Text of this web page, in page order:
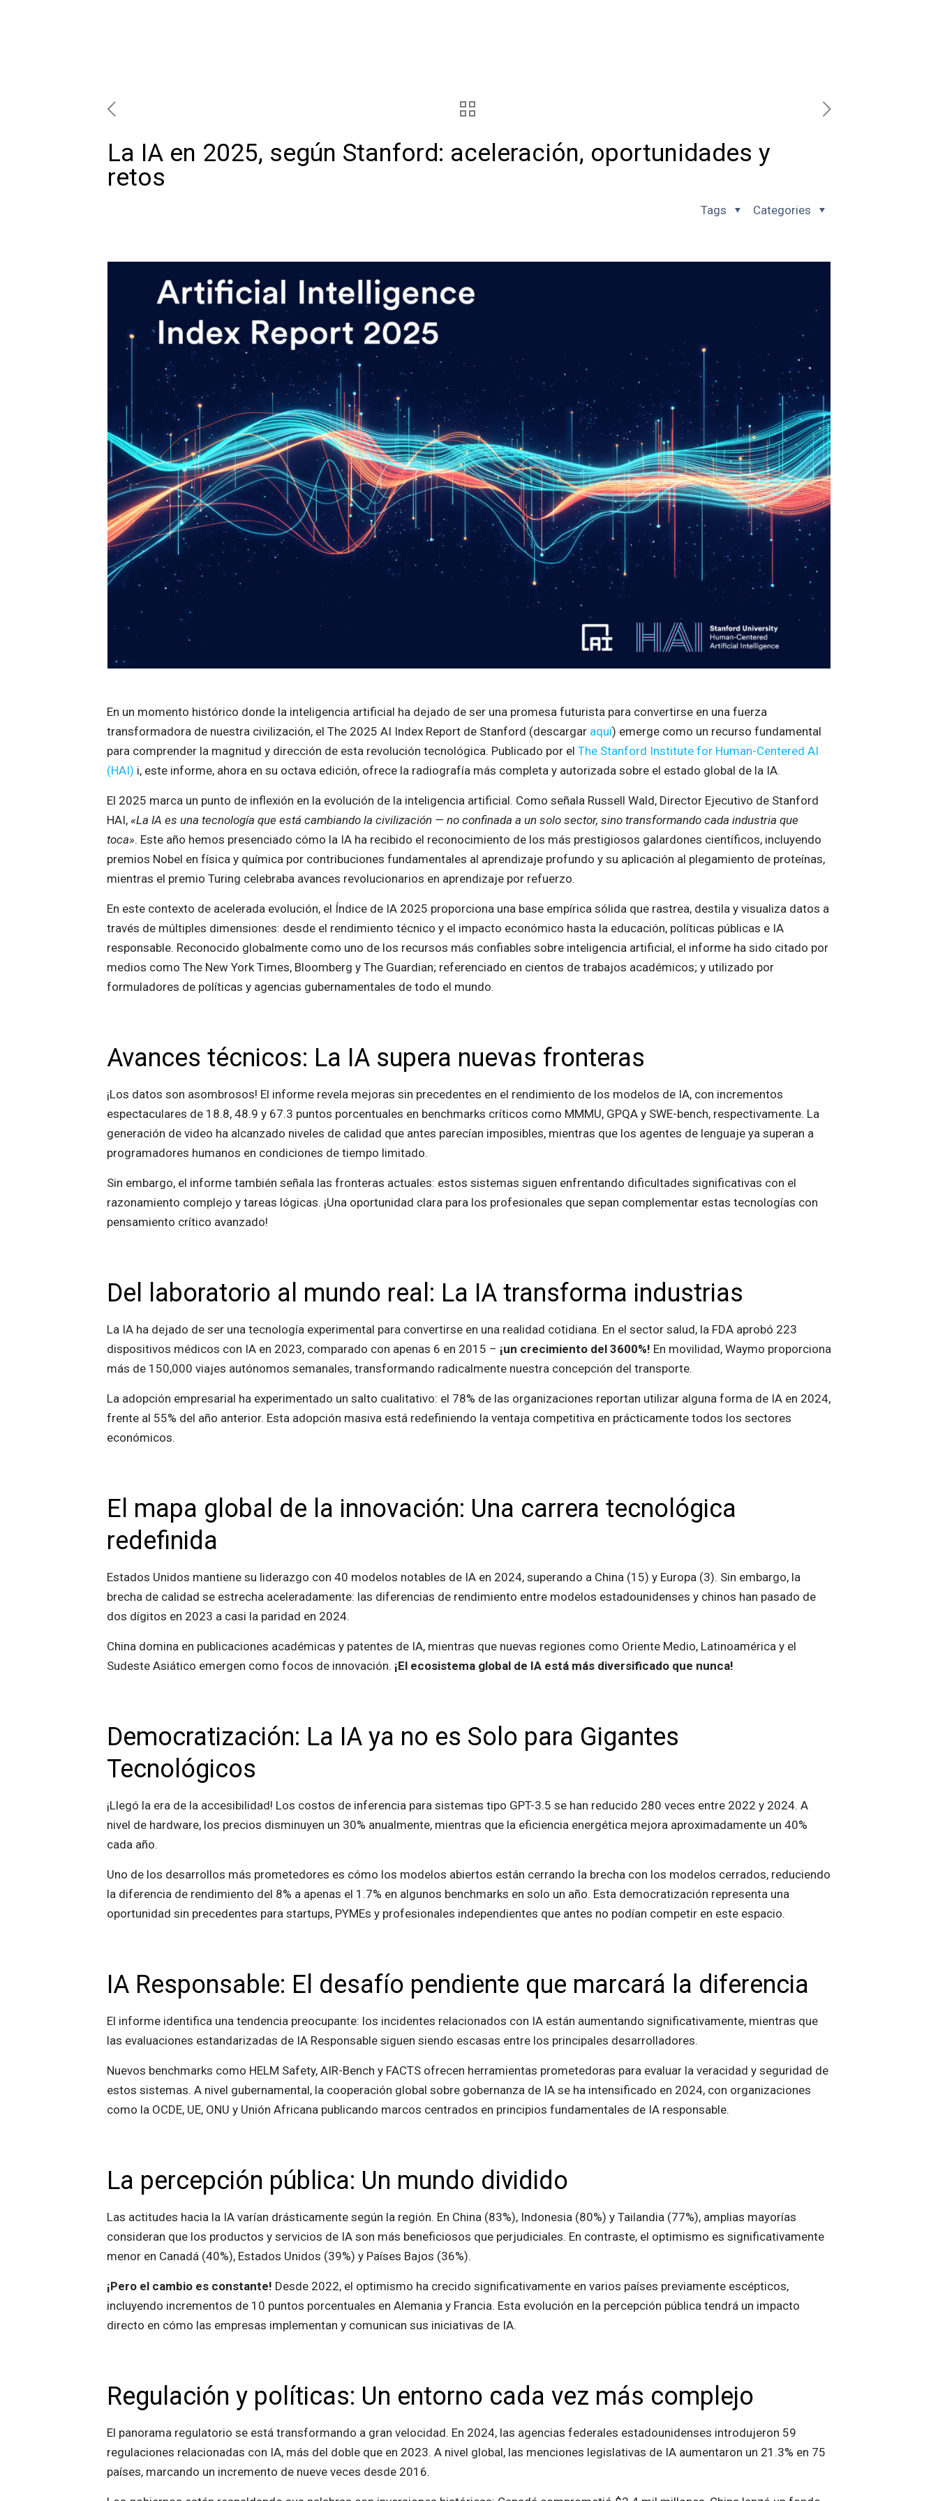
La IA en 2025, según Stanford: aceleración, oportunidades y
retos
Categories
Tags
En un momento histórico donde la inteligencia artificial ha dejado de ser una promesa futurista para convertirse en una fuerza
transformadora de nuestra civilización, el The 2025 AI Index Report de Stanford (descargar aquí) emerge como un recurso fundamental
para comprender la magnitud y dirección de esta revolución tecnológica. Publicado por el The Stanford Institute for Human-Centered AI
(HAI) i, este informe, ahora en su octava edición, ofrece la radiografía más completa y autorizada sobre el estado global de la IA.
El 2025 marca un punto de inflexión en la evolución de la inteligencia artificial. Como señala Russell Wald, Director Ejecutivo de Stanford
HAI, «La IA es una tecnología que está cambiando la civilización — no confinada a un solo sector, sino transformando cada industria que
toca». Este año hemos presenciado cómo la IA ha recibido el reconocimiento de los más prestigiosos galardones científicos, incluyendo
premios Nobel en física y química por contribuciones fundamentales al aprendizaje profundo y su aplicación al plegamiento de proteínas,
mientras el premio Turing celebraba avances revolucionarios en aprendizaje por refuerzo.
En este contexto de acelerada evolución, el Índice de IA 2025 proporciona una base empírica sólida que rastrea, destila y visualiza datos a
través de múltiples dimensiones: desde el rendimiento técnico y el impacto económico hasta la educación, políticas públicas e IA
responsable. Reconocido globalmente como uno de los recursos más confiables sobre inteligencia artificial, el informe ha sido citado por
medios como The New York Times, Bloomberg y The Guardian; referenciado en cientos de trabajos académicos; y utilizado por
formuladores de políticas y agencias gubernamentales de todo el mundo.
Avances técnicos: La IA supera nuevas fronteras
¡Los datos son asombrosos! El informe revela mejoras sin precedentes en el rendimiento de los modelos de IA, con incrementos
espectaculares de 18.8, 48.9 y 67.3 puntos porcentuales en benchmarks críticos como MMMU, GPQA y SWE-bench, respectivamente. La
generación de video ha alcanzado niveles de calidad que antes parecían imposibles, mientras que los agentes de lenguaje ya superan a
programadores humanos en condiciones de tiempo limitado.
Sin embargo, el informe también señala las fronteras actuales: estos sistemas siguen enfrentando dificultades significativas con el
razonamiento complejo y tareas lógicas. ¡Una oportunidad clara para los profesionales que sepan complementar estas tecnologías con
pensamiento crítico avanzado!
Del laboratorio al mundo real: La IA transforma industrias
La IA ha dejado de ser una tecnología experimental para convertirse en una realidad cotidiana. En el sector salud, la FDA aprobó 223
dispositivos médicos con IA en 2023, comparado con apenas 6 en 2015 – ¡un crecimiento del 3600%! En movilidad, Waymo proporciona
más de 150,000 viajes autónomos semanales, transformando radicalmente nuestra concepción del transporte.
La adopción empresarial ha experimentado un salto cualitativo: el 78% de las organizaciones reportan utilizar alguna forma de IA en 2024,
frente al 55% del año anterior. Esta adopción masiva está redefiniendo la ventaja competitiva en prácticamente todos los sectores
económicos.
El mapa global de la innovación: Una carrera tecnológica
redefinida
Estados Unidos mantiene su liderazgo con 40 modelos notables de IA en 2024, superando a China (15) y Europa (3). Sin embargo, la
brecha de calidad se estrecha aceleradamente: las diferencias de rendimiento entre modelos estadounidenses y chinos han pasado de
dos dígitos en 2023 a casi la paridad en 2024.
China domina en publicaciones académicas y patentes de IA, mientras que nuevas regiones como Oriente Medio, Latinoamérica y el
Sudeste Asiático emergen como focos de innovación. ¡El ecosistema global de IA está más diversificado que nunca!
Democratización: La IA ya no es Solo para Gigantes
Tecnológicos
¡Llegó la era de la accesibilidad! Los costos de inferencia para sistemas tipo GPT-3.5 se han reducido 280 veces entre 2022 y 2024. A
nivel de hardware, los precios disminuyen un 30% anualmente, mientras que la eficiencia energética mejora aproximadamente un 40%
cada año.
Uno de los desarrollos más prometedores es cómo los modelos abiertos están cerrando la brecha con los modelos cerrados, reduciendo
la diferencia de rendimiento del 8% a apenas el 1.7% en algunos benchmarks en solo un año. Esta democratización representa una
oportunidad sin precedentes para startups, PYMEs y profesionales independientes que antes no podían competir en este espacio.
IA Responsable: El desafío pendiente que marcará la diferencia
El informe identifica una tendencia preocupante: los incidentes relacionados con IA están aumentando significativamente, mientras que
las evaluaciones estandarizadas de IA Responsable siguen siendo escasas entre los principales desarrolladores.
Nuevos benchmarks como HELM Safety, AIR-Bench y FACTS ofrecen herramientas prometedoras para evaluar la veracidad y seguridad de
estos sistemas. A nivel gubernamental, la cooperación global sobre gobernanza de IA se ha intensificado en 2024, con organizaciones
como la OCDE, UE, ONU y Unión Africana publicando marcos centrados en principios fundamentales de IA responsable.
La percepción pública: Un mundo dividido
Las actitudes hacia la IA varían drásticamente según la región. En China (83%), Indonesia (80%) y Tailandia (77%), amplias mayorías
consideran que los productos y servicios de IA son más beneficiosos que perjudiciales. En contraste, el optimismo es significativamente
menor en Canadá (40%), Estados Unidos (39%) y Países Bajos (36%).
¡Pero el cambio es constante! Desde 2022, el optimismo ha crecido significativamente en varios países previamente escépticos,
incluyendo incrementos de 10 puntos porcentuales en Alemania y Francia. Esta evolución en la percepción pública tendrá un impacto
directo en cómo las empresas implementan y comunican sus iniciativas de IA.
Regulación y políticas: Un entorno cada vez más complejo
El panorama regulatorio se está transformando a gran velocidad. En 2024, las agencias federales estadounidenses introdujeron 59
regulaciones relacionadas con IA, más del doble que en 2023. A nivel global, las menciones legislativas de IA aumentaron un 21.3% en 75
países, marcando un incremento de nueve veces desde 2016.